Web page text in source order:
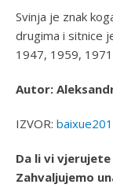
Svinja je znak
drugima i sitnice
1947, 1959,
Autor:
IZVOR:
Da li vi
Zahvaljujemo